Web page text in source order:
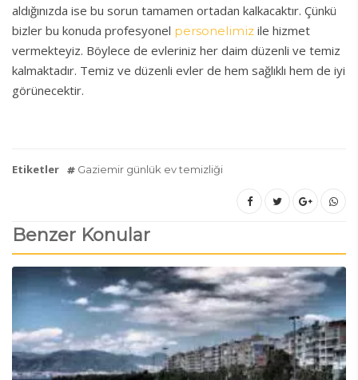
aldığınızda ise bu sorun tamamen ortadan kalkacaktır. Çünkü
bizler bu konuda profesyonel personelimiz ile hizmet
vermekteyiz. Böylece de evleriniz her daim düzenli ve temiz
kalmaktadır. Temiz ve düzenli evler de hem sağlıklı hem de iyi
görünecektir.
Etiketler Gaziemir günlük ev temizliği
Benzer Konular